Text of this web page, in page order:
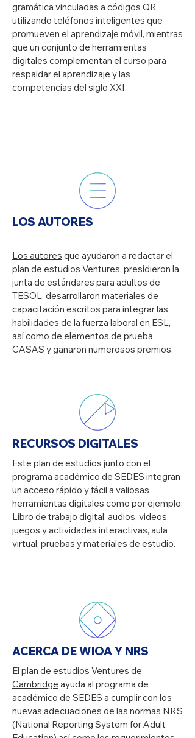
gramática vinculadas a códigos QR
utilizando teléfonos inteligentes que
promueven el aprendizaje móvil, mientras
que un conjunto de herramientas
digitales complementan el curso para
respaldar el aprendizaje y las
competencias del siglo XXI.
LOS AUTORES
Los autores que ayudaron a redactar el
plan de estudios Ventures, presidieron la
junta de estándares para adultos de
TESOL, desarrollaron materiales de
capacitación escritos para integrar las
habilidades de la fuerza laboral en ESL,
así como de elementos de prueba
CASAS y ganaron numerosos premios.
RECURSOS DIGITALES
Este plan de estudios junto con el
programa académico de SEDES integran
un acceso rápido y fácil a valiosas
herramientas digitales como por ejemplo:
Libro de trabajo digital, audios, videos,
juegos y actividades interactivas, aula
virtual, pruebas y materiales de estudio.
ACERCA DE WIOA Y NRS
El plan de estudios Ventures de
Cambridge ayuda al programa de
académico de SEDES a cumplir con los
nuevas adecuaciones de las normas NRS
(National Reporting System for Adult